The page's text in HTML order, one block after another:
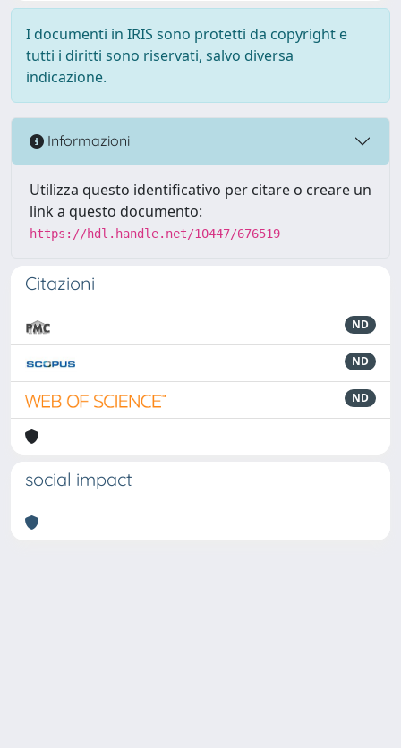
I documenti in IRIS sono protetti da copyright e
tutti i diritti sono riservati, salvo diversa
indicazione.
Informazioni
Utilizza questo identificativo per citare o creare un
link a questo documento:
https://hdl.handle.net/10447/676519
Citazioni
ND
ND
ND
social impact